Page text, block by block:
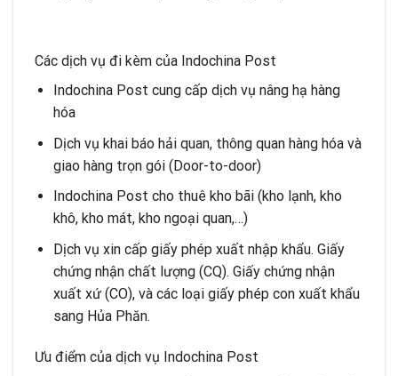
Các dịch vụ đi kèm của Indochina Post
Indochina Post cung cấp dịch vụ nâng hạ hàng
hóa
Dịch vụ khai báo hải quan, thông quan hàng hóa và
giao hàng trọn gói (Door-to-door)
Indochina Post cho thuê kho bãi(kho lạnh, kho
khô, kho mát, kho ngoại quan,…)
Dịch vụ xin cấp giấy phép xuất nhập khẩu. Giấy
chứng nhận chất lượng (CQ). Giấy chứng nhận
xuất xứ (CO), và các loại giấy phép con xuất khẩu
sang Hủa Phăn.
Ưu điểm của dịch vụ Indochina Post